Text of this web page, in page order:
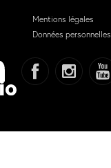
Mentions légales
Données personnelles